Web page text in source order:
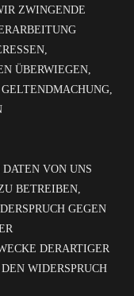
ZWINGENDE
ÜBERWIEGEN,
VON UNS
BETREIBEN,
GEGEN
DERARTIGER
WIDERSPRUCH